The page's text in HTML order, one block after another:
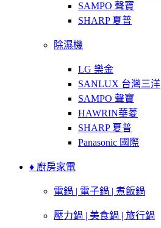
SAMPO 聲寶
SHARP 夏普
除濕機
LG 樂金
SANLUX 台灣三洋
SAMPO 聲寶
HAWRIN華菱
SHARP 夏普
Panasonic 國際
♦ 廚房家電
電鍋 | 電子鍋 | 煮飯鍋
壓力鍋 | 美食鍋 | 旅行鍋